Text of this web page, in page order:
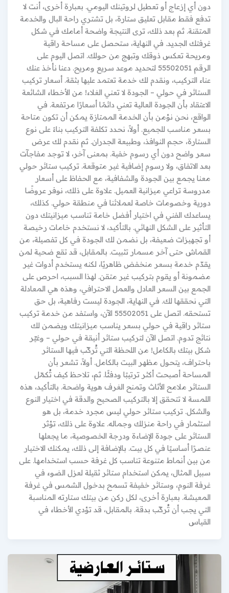
دون أي إزعاج أو تعطيل لروتينك اليومي. بعبارة أخرى، أنت لا
تدفع فقط مقابل تعليق ستارة، بل تشتري راحة البال والخدمة
المتقنة. ثم بعد ذلك، ترى النتيجة واضحة أمامك في شكل
غرفتك الجديد. في النهاية، ستحصل على مساحة راقية
ومريحة تعكس ذوقك وتبهج من حولك. اتصل اليوم على
الرقم 55502051 لتحديد موعد سريع ومريح. دعنا نأخذ عنك
عناء التركيب، ونقدم لك خدمة تعتمد عليها بثقة. أسعار تركيب
الستائر في حولي – الجودة لا تعني الغلاء! من الأخطاء الشائعة
الاعتقاد بأن الجودة العالية تعني دائمًا أسعارًا مرتفعة. في
الواقع، نحن نؤمن بأن الخدمة الممتازة يمكن أن تكون متاحة
بسعر مناسب للجميع. أولاً، نحدد تكلفة التركيب بناءً على نوع
الستارة، حجم النوافذ، وطبيعة الجدران. ثم نقدم لك عرض
سعر واضح دون أي رسوم خفية. بمعنى آخر، لا توجد مفاجآت
بعد الاتفاق، ولا رسوم إضافية غير متوقعة. تركيب ستائر حولي
معنا يجمع بين الجودة والشفافية، مع الحفاظ على أسعار
مدروسة تراعي ميزانية العميل. علاوة على ذلك، نوفر عروضًا
دورية وخصومات خاصة لعملائنا في منطقة حولي. كذلك،
يساعدك الفني في اختيار أفضل خامة تناسب ميزانيتك دون
التأثير على الشكل النهائي. بالتأكيد، لا نستخدم خامات رخيصة
أو تجهيزات ضعيفة، بل نضمن لك الجودة في كل تفصيلة، من
القماش حتى آخر مسمار تثبيت. بالمقابل، قد تقع ضحية لمن
يقدّم خدمة بسعر منخفض ظاهريًا، لكنه يستخدم أدوات غير
مضمونة أو يقوم بتركيب غير متقن. لهذا السبب، احرص على
الجمع بين السعر العادل والعمل الاحترافي، وهذه هي المعادلة
التي نحققها لك. في النهاية، الجودة ليست رفاهية، بل حق
تستحقه. اتصل على 55502051 الآن، واستفد من خدمة تركيب
ستائر راقية في حولي بسعر يناسب ميزانيتك ويضمن لك
نتائج تدوم. اتصل الآن لتركيب ستائر أنيقة في حولي – وغيّر
شكل بيتك بالكامل! من اللحظة التي تُركّب فيها الستائر
باحتراف، يتحول مظهر البيت بالكامل. أولاً، تشعر بأن
المساحة أصبحت أكثر ترتيبًا ودفئًا. ثم، تلاحظ كيف تُكمّل
الستائر ملامح الأثاث وتمنح الغرف هوية واضحة. بالتأكيد، هذه
اللمسة لا تتحقق إلا بالتركيب الصحيح والدقة في اختيار النوع
والشكل. تركيب ستائر حولي ليس مجرد خدمة، بل هو
استثمار في راحة منزلك وجماله. علاوة على ذلك، تؤثر
الستائر على جودة الإضاءة ودرجة الخصوصية، ما يجعلها
عنصرًا أساسيًا في كل بيت. بالإضافة إلى ذلك، يمكنك الاختيار
من بين أنماط متنوعة تناسب كل غرفة حسب استخدامها. على
سبيل المثال، يمكن استخدام ستائر ثقيلة لعزل الضوء في
غرفة النوم، وستائر خفيفة تسمح بدخول الشمس في غرفة
المعيشة. بعبارة أخرى، لكل ركن من بيتك ستارته المناسبة
التي يجب أن تُركّب بدقة. بالمقابل، قد تؤدي الأخطاء في
القياس